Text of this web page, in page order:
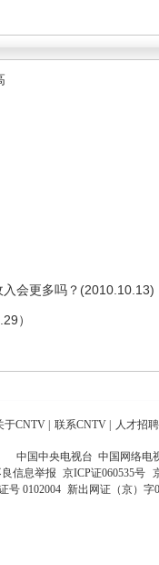
入会更多吗？(2010.10.13)
）
于CNTV | 联系CNTV | 人才招聘
中国中央电视台 中国网络电
信息举报 京ICP证060535号
号 0102004 新出网证（京）